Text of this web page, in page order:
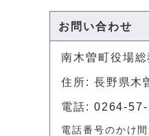
お問い合わせ
南木曽町役場
住所: 長野県木
電話: 0264-
電話番号のかけ